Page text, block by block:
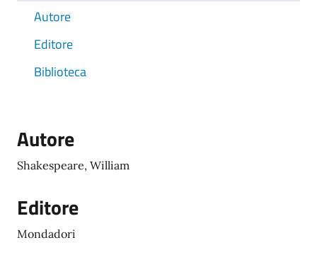
Autore
Editore
Biblioteca
Autore
Shakespeare, William
Editore
Mondadori